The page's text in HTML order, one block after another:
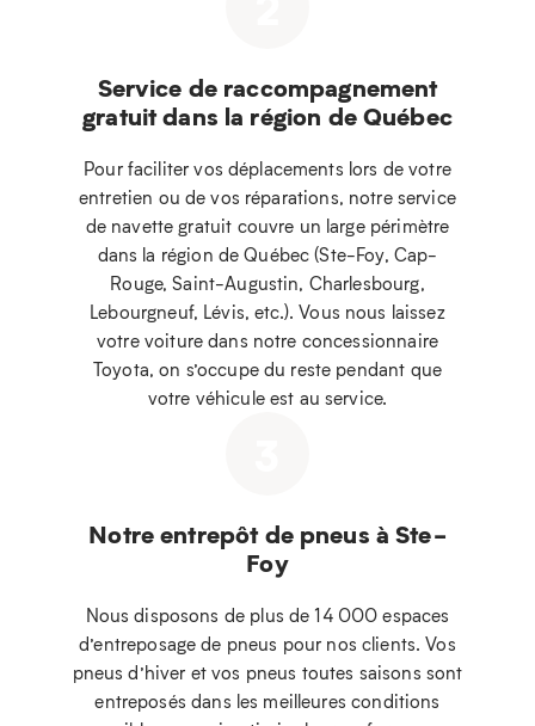
Service de raccompagnement
gratuit dans la région de Québec
Pour faciliter vos déplacements lors de votre
entretien ou de vos réparations, notre service
de navette gratuit couvre un large périmètre
dans la région de Québec (Ste-Foy, Cap-
Rouge, Saint-Augustin, Charlesbourg,
Lebourgneuf, Lévis, etc.). Vous nous laissez
votre voiture dans notre concessionnaire
Toyota, on s’occupe du reste pendant que
votre véhicule est au service.
Notre entrepôt de pneus à Ste-
Foy
Nous disposons de plus de 14 000 espaces
d’entreposage de pneus pour nos clients. Vos
pneus d’hiver et vos pneus toutes saisons sont
entreposés dans les meilleures conditions